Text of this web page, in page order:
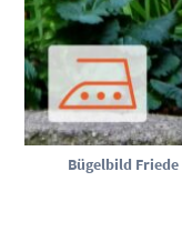
Bügelbild